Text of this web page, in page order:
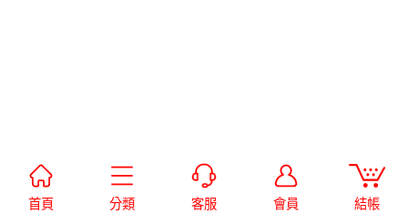
首頁 分類 客服 會員 結帳